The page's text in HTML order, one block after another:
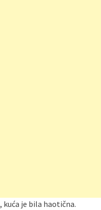
kuća je bila haotična.